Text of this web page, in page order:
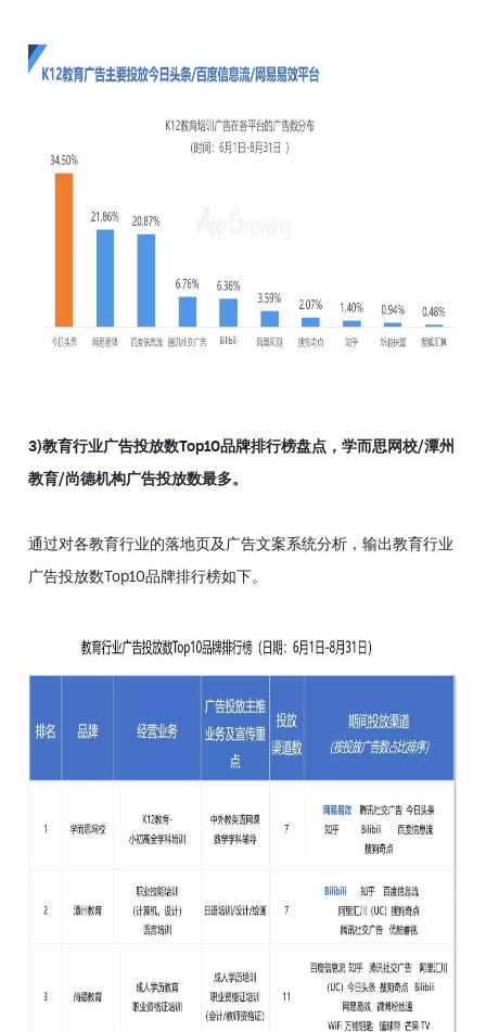
3)教育行业广告投放数Top10品牌排行榜盘点，学而思网校/潭州
教育/尚德机构广告投放数最多。
通过对各教育行业的落地页及广告文案系统分析，输出教育行业
广告投放数Top10品牌排行榜如下。